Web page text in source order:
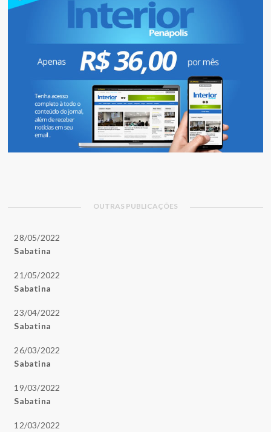
OUTRAS PUBLICAÇÕES
28/05/2022
Sabatina
21/05/2022
Sabatina
23/04/2022
Sabatina
26/03/2022
Sabatina
19/03/2022
Sabatina
12/03/2022